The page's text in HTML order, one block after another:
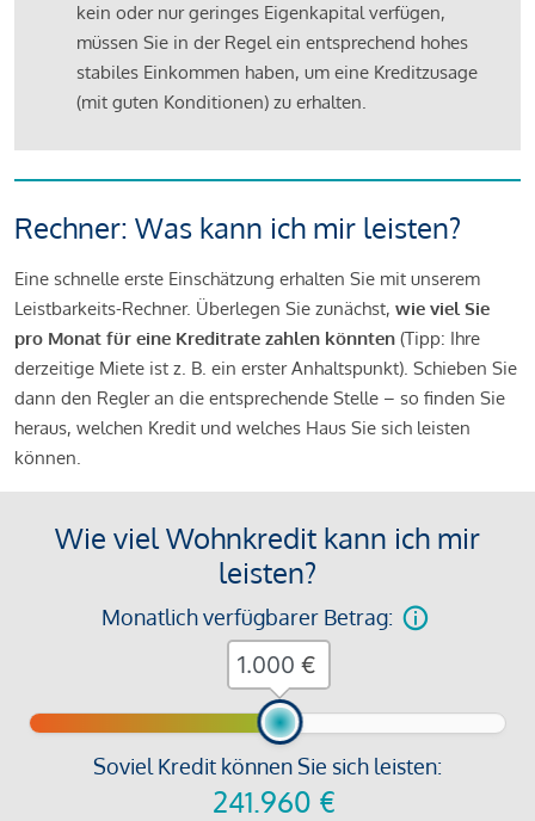
kein oder nur geringes Eigenkapital verfügen,
müssen Sie in der Regel ein entsprechend hohes
stabiles Einkommen haben, um eine Kreditzusage
(mit guten Konditionen) zu erhalten.
Rechner: Was kann ich mir leisten?
Eine schnelle erste Einschätzung erhalten Sie mit unserem
Leistbarkeits-Rechner. Überlegen Sie zunächst, wie viel Sie
pro Monat für eine Kreditrate zahlen könnten (Tipp: Ihre
derzeitige Miete ist z. B. ein erster Anhaltspunkt). Schieben Sie
dann den Regler an die entsprechende Stelle – so finden Sie
heraus, welchen Kredit und welches Haus Sie sich leisten
können.
Wie viel Wohnkredit kann ich mir
leisten?
Monatlich verfügbarer Betrag:
Soviel Kredit können Sie sich leisten:
241.960 €
€